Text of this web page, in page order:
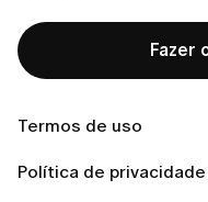
Fazer
Termos de uso
Política de privacidade
Peso e densidade do
GSM significa
durabilidade.
Algodão:180–300